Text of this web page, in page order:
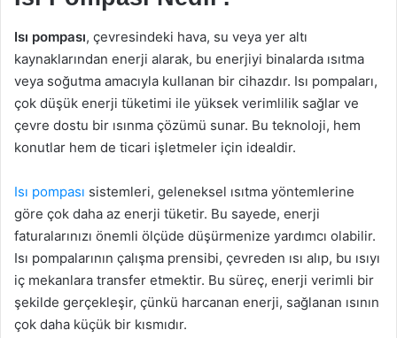
Isı pompası, çevresindeki hava, su veya yer altı
kaynaklarından enerji alarak, bu enerjiyi binalarda ısıtma
veya soğutma amacıyla kullanan bir cihazdır. Isı pompaları,
çok düşük enerji tüketimi ile yüksek verimlilik sağlar ve
çevre dostu bir ısınma çözümü sunar. Bu teknoloji, hem
konutlar hem de ticari işletmeler için idealdir.
Isı pompası sistemleri, geleneksel ısıtma yöntemlerine
göre çok daha az enerji tüketir. Bu sayede, enerji
faturalarınızı önemli ölçüde düşürmenize yardımcı olabilir.
Isı pompalarının çalışma prensibi, çevreden ısı alıp, bu ısıyı
iç mekanlara transfer etmektir. Bu süreç, enerji verimli bir
şekilde gerçekleşir, çünkü harcanan enerji, sağlanan ısının
çok daha küçük bir kısmıdır.